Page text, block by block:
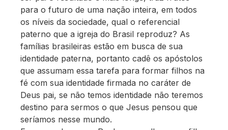
para o futuro de uma nação inteira, em todos
os níveis da sociedade, qual o referencial
paterno que a igreja do Brasil reproduz? As
famílias brasileiras estão em busca de sua
identidade paterna, portanto cadê os apóstolos
que assumam essa tarefa para formar filhos na
fé com sua identidade firmada no caráter de
Deus pai, se não temos identidade não teremos
destino para sermos o que Jesus pensou que
seríamos nesse mundo.